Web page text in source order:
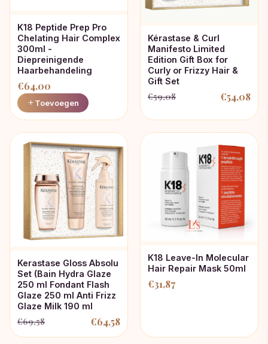
K18 Peptide Prep Pro
Chelating Hair Complex
300ml -
Diepreinigende
Haarbehandeling
€64,00
Toevoegen
Kérastase & Curl
Manifesto Limited
Edition Gift Box for
Curly or Frizzy Hair &
Gift Set
€59,08
Oorspronkelijke
prijs
was:
€54,08
Huidige
prijs
is:
Kerastase Gloss Absolu
Set (Bain Hydra Glaze
250 ml Fondant Flash
Glaze 250 ml Anti Frizz
Glaze Milk 190 ml
€69,58
Oorspronkelijke
€64,58
Huidige
K18 Leave-In Molecular
Hair Repair Mask 50ml
€31,87